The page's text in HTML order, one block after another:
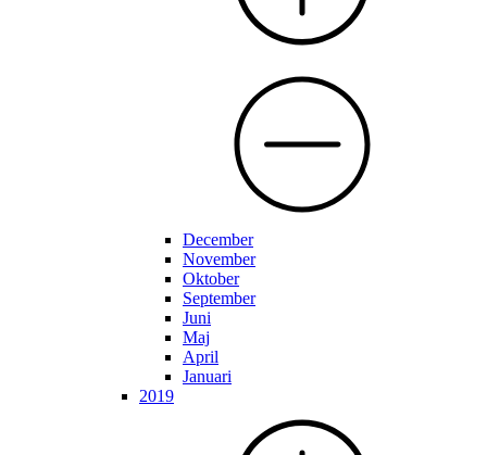
December
November
Oktober
September
Juni
Maj
April
Januari
2019